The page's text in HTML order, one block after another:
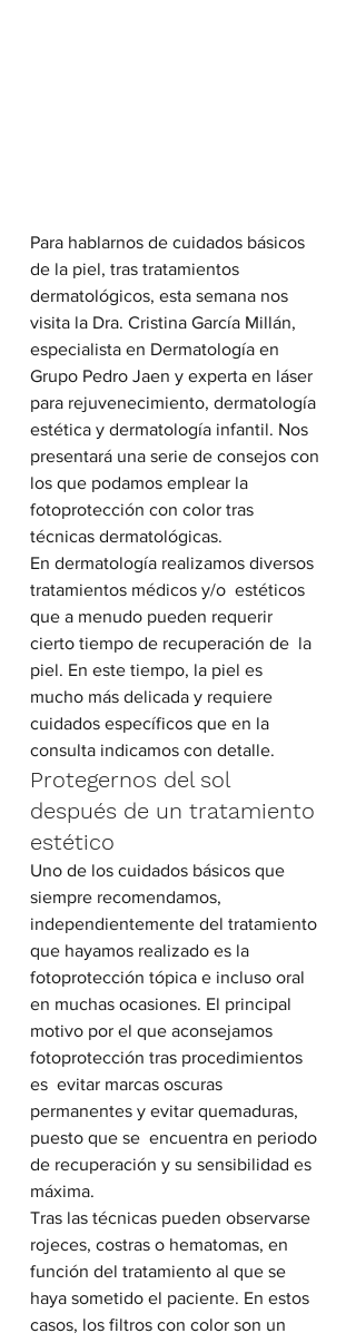
Para hablarnos de cuidados básicos
de la piel, tras tratamientos
dermatológicos, esta semana nos
visita la Dra. Cristina García Millán,
especialista en Dermatología en
Grupo Pedro Jaen y experta en láser
para rejuvenecimiento, dermatología
estética y dermatología infantil. Nos
presentará una serie de consejos con
los que podamos emplear la
fotoprotección con color tras
técnicas dermatológicas.
En dermatología realizamos diversos
tratamientos médicos y/o  estéticos
que a menudo pueden requerir
cierto tiempo de recuperación de  la
piel. En este tiempo, la piel es
mucho más delicada y requiere
cuidados específicos que en la
consulta indicamos con detalle.
Protegernos del sol
después de un tratamiento
estético
Uno de los cuidados básicos que
siempre recomendamos,
independientemente del tratamiento
que hayamos realizado es la
fotoprotección tópica e incluso oral
en muchas ocasiones. El principal
motivo por el que aconsejamos
fotoprotección tras procedimientos
es  evitar marcas oscuras
permanentes y evitar quemaduras,
puesto que se  encuentra en periodo
de recuperación y su sensibilidad es
máxima.
Tras las técnicas pueden observarse
rojeces, costras o hematomas, en
función del tratamiento al que se
haya sometido el paciente. En estos
casos, los filtros con color son un